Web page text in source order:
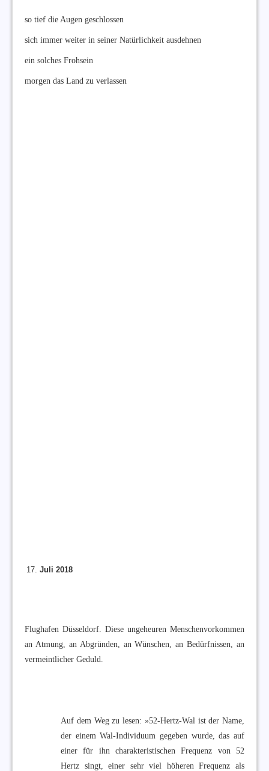
so tief die Augen geschlossen
sich immer weiter in seiner Natürlichkeit ausdehnen
ein solches Frohsein
morgen das Land zu verlassen
Juli 2018
Flughafen Düsseldorf. Diese ungeheuren Menschenvorkommen
an Atmung, an Abgründen, an Wünschen, an Bedürfnissen, an
vermeintlicher Geduld.
Auf dem Weg zu lesen: »52-Hertz-Wal ist der Name,
der einem Wal-Individuum gegeben wurde, das auf
einer für ihn charakteristischen Frequenz von 52
Hertz singt, einer sehr viel höheren Frequenz als